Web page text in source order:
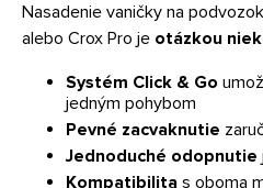
Nasadenie vaničky na
alebo Crox Pro je otázkou
Systém Click & Go
jedným pohybom
Pevné zacvaknutie
Jednoduché odopnutie
Kompatibilita s oboma